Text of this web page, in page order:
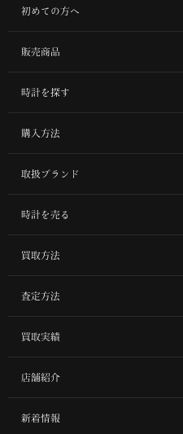
初めての方へ
販売商品
時計を探す
購入方法
取扱ブランド
時計を売る
買取方法
査定方法
買取実績
店舗紹介
新着情報